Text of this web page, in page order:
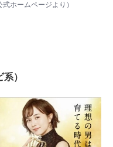
式ホームページより）
）